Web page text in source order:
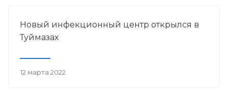
Новый инфекционный центр открылся в
Туймазах
12 марта 2022